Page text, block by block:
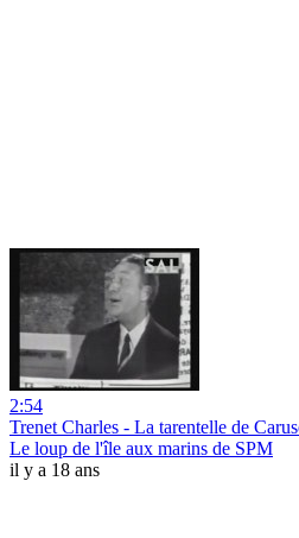
2:54
Trenet Charles - La tarentelle de
Le loup de l'île aux marins de SPM
il y a 18 ans